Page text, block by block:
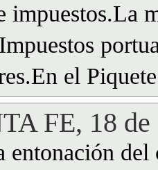
impuestos.La
el
FE, 18 de
entonación